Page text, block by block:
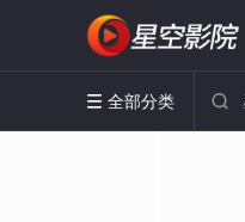
 全部分类 